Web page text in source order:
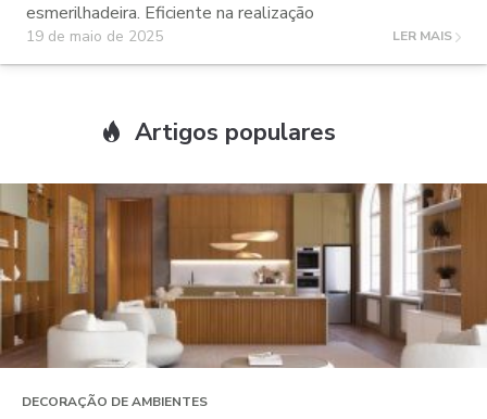
esmerilhadeira. Eficiente na realização
19 de maio de 2025 LER MAIS
Artigos populares
DECORAÇÃO DE AMBIENTES